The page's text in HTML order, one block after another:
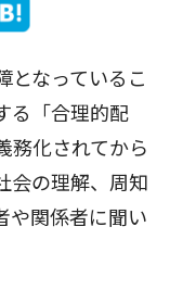
なっているこ
る「合理的配
務化されてから
会の理解、周知
や関係者に聞い